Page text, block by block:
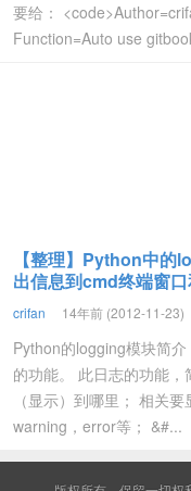
要给：
Function=Auto use
【整理】Python中的
出信息到cmd终端窗
crifan 14年前 (2012-11-23)
Python的logging模块简
的功能。 此日志的功能
（显示）到哪里； 相关
warning，error等； &#...